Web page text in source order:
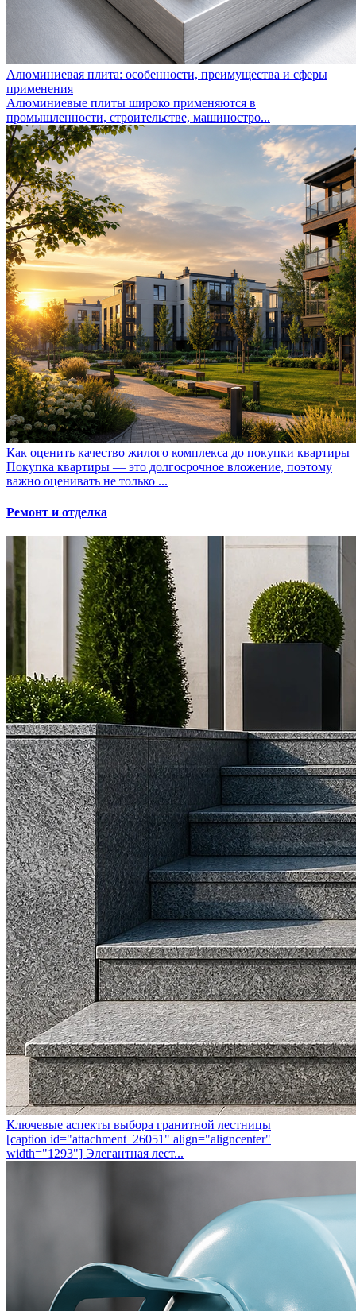
Алюминиевая плита: особенности, преимущества и сферы
применения
Алюминиевые плиты широко применяются в
промышленности, строительстве, машиностро...
Как оценить качество жилого комплекса до покупки квартиры
Покупка квартиры — это долгосрочное вложение, поэтому
важно оценивать не только ...
Ремонт и отделка
Ключевые аспекты выбора гранитной лестницы
[caption id="attachment_26051" align="aligncenter"
width="1293"] Элегантная лест...